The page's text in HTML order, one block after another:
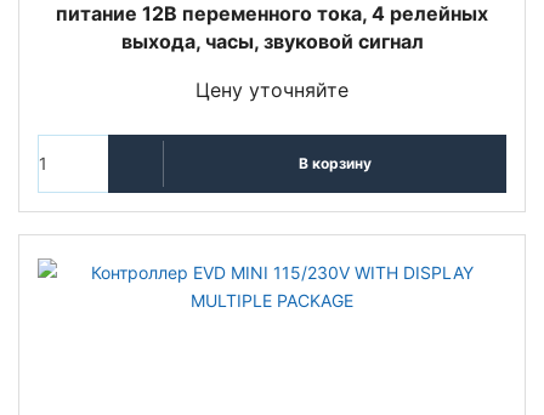
питание 12В переменного тока, 4 релейных
выхода, часы, звуковой сигнал
Цену уточняйте
В корзину